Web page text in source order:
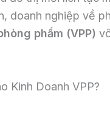
doanh nghiệp về
phẩm (VPP)
Kinh Doanh VPP?